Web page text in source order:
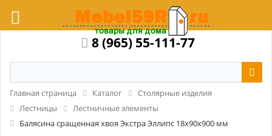
8 (965) 55-111-77
Главная страница Каталог
Столярные изделия
Лестницы
Лестничные элементы
Балясина сращенная хвоя Экстра Эллипс 18x90x900 мм